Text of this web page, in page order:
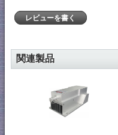
レビューを書く
関連製品